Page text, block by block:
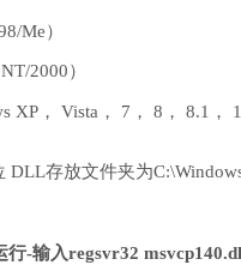
Me）
2000）
XP， Vista， 7， 8， 8.1，
存放文件夹为
-输入regsvr32